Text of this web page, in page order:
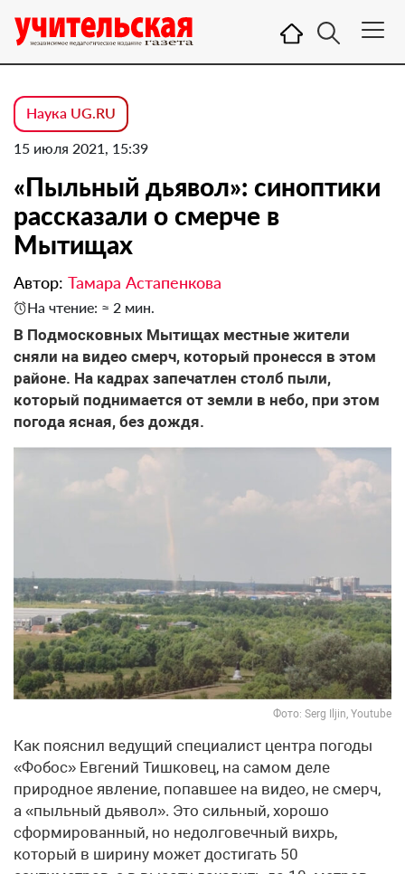
Наука UG.RU
15 июля 2021, 15:39
«Пыльный дьявол»: синоптики
рассказали о смерче в
Мытищах
Автор: Тамара Астапенкова
На чтение: ≈ 2 мин.
В Подмосковных Мытищах местные жители
сняли на видео смерч, который пронесся в этом
районе. На кадрах запечатлен столб пыли,
который поднимается от земли в небо, при этом
погода ясная, без дождя.
Фото: Serg Iljin, Youtube
Как пояснил ведущий специалист центра погоды
«Фобос» Евгений Тишковец, на самом деле
природное явление, попавшее на видео, не смерч,
а «пыльный дьявол». Это сильный, хорошо
сформированный, но недолговечный вихрь,
который в ширину может достигать 50